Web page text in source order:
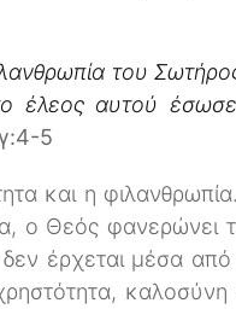
του
έλεος αυτού
5
και η
ο Θεός φανερώνει
έρχεται μέσα
καλοσύνη